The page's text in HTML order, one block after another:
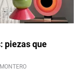
piezas que